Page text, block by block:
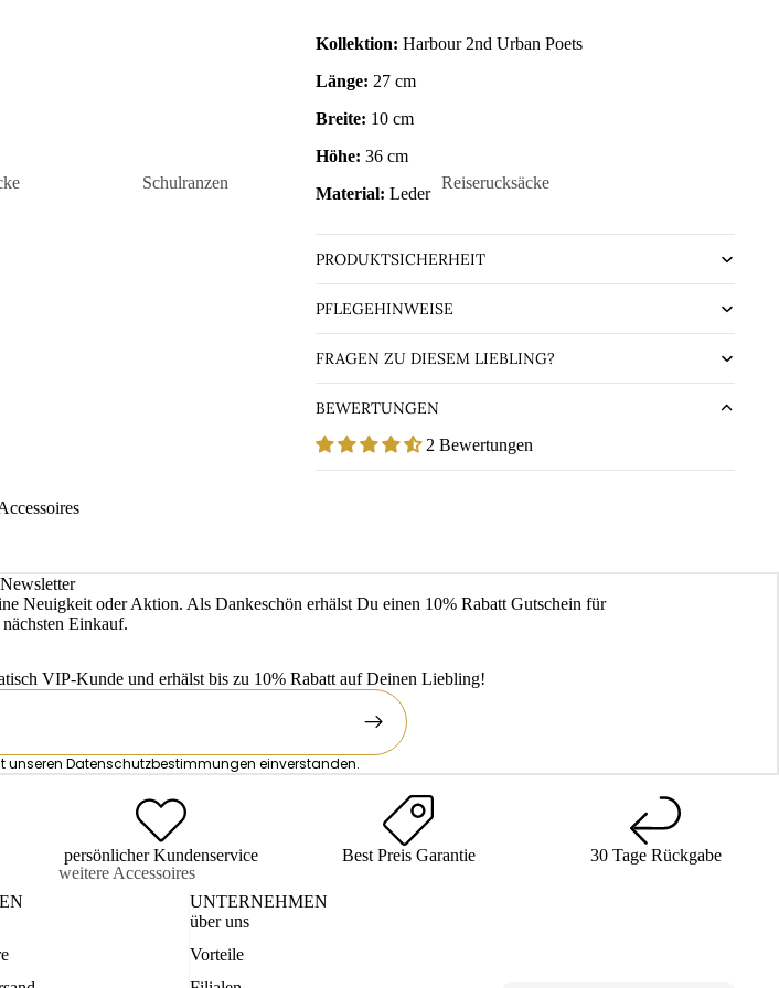
Schulranzen
Schulranzen weiterführende
Reiserucksäcke
weitere Accessoires
Kollektion: Harbour 2nd Urban Poets
Länge: 27 cm
Breite: 10 cm
Höhe: 36 cm
Material: Leder
PRODUKTSICHERHEIT
PFLEGEHINWEISE
FRAGEN ZU DIESEM LIEBLING?
BEWERTUNGEN
2 Bewertungen
Newsletter
Neuigkeit oder Aktion. Als Dankeschön erhälst Du einen 10% Rabatt Gutschein für
Einkauf.
VIP-Kunde und erhälst bis zu 10% Rabatt auf Deinen Liebling!
unseren Datenschutzbestimmungen einverstanden.
persönlicher Kundenservice Best Preis Garantie
30 Tage Rückgabe
UNTERNEHMEN
über uns
Vorteile